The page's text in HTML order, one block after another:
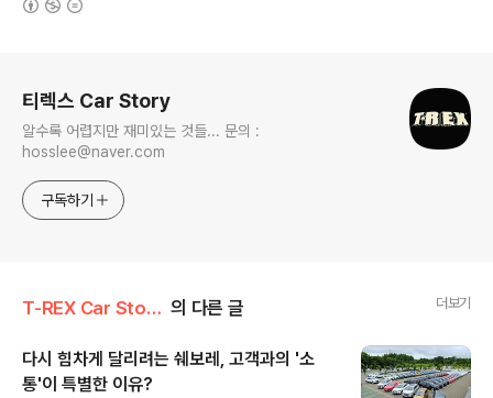
티렉스 Car Story
알수록 어렵지만 재미있는 것들... 문의 :
hosslee@naver.com
구독하기
T-REX Car Story/Car 분석 톡톡 의 다른 글 더보기
다시 힘차게 달리려는 쉐보레, 고객과의 '소
통'이 특별한 이유?